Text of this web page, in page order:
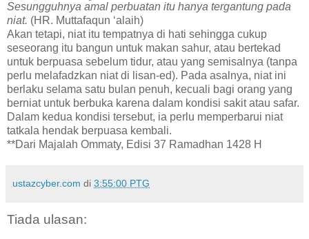
Sesungguhnya amal perbuatan itu hanya tergantung pada
niat. (HR. Muttafaqun ‘alaih)
Akan tetapi, niat itu tempatnya di hati sehingga cukup
seseorang itu bangun untuk makan sahur, atau bertekad
untuk berpuasa sebelum tidur, atau yang semisalnya (tanpa
perlu melafadzkan niat di lisan-ed). Pada asalnya, niat ini
berlaku selama satu bulan penuh, kecuali bagi orang yang
berniat untuk berbuka karena dalam kondisi sakit atau safar.
Dalam kedua kondisi tersebut, ia perlu memperbarui niat
tatkala hendak berpuasa kembali.
**Dari Majalah Ommaty, Edisi 37 Ramadhan 1428 H
ustazcyber.com di 3:55:00 PTG
Tiada ulasan: